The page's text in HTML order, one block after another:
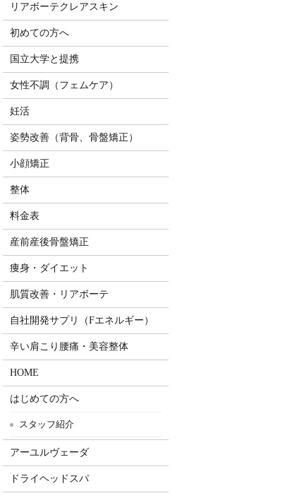
リアボーテクレアスキン
初めての方へ
国立大学と提携
女性不調（フェムケア）
妊活
姿勢改善（背骨、骨盤矯正）
小顔矯正
整体
料金表
産前産後骨盤矯正
痩身・ダイエット
肌質改善・リアボーテ
自社開発サプリ（Fエネルギー）
辛い肩こり腰痛・美容整体
HOME
はじめての方へ
スタッフ紹介
アーユルヴェーダ
ドライヘッドスパ